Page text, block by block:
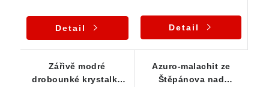
Detail Detail
Zářivě modré
drobounké krystalky
Azuro-malachit ze
Štěpánova nad